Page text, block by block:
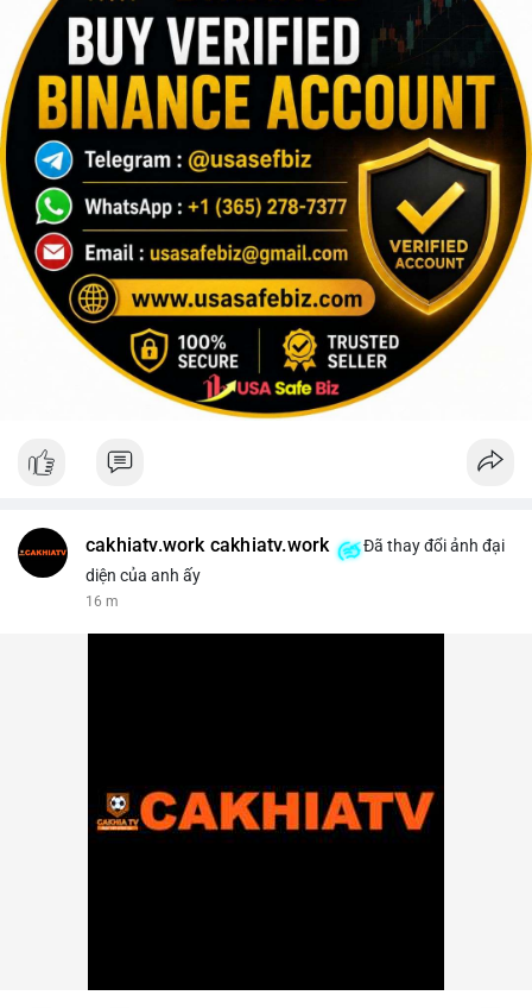
cakhiatv.work cakhiatv.work
Đã thay đổi ảnh đại
diện của anh ấy
16 m